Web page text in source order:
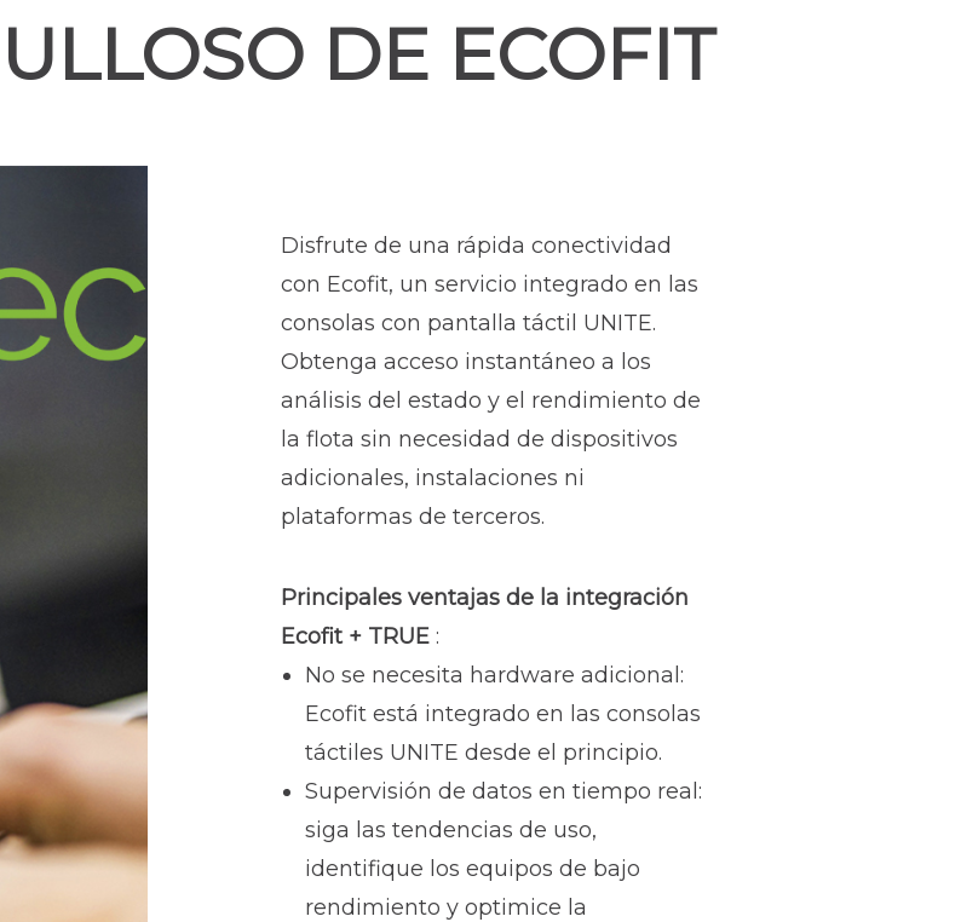
DE ECOFIT
Disfrute de una rápida conectividad
con Ecofit, un servicio integrado en las
consolas con pantalla táctil UNITE.
Obtenga acceso instantáneo a los
análisis del estado y el rendimiento de
la flota sin necesidad de dispositivos
adicionales, instalaciones ni
plataformas de terceros.
Principales ventajas de la integración
Ecofit + TRUE :
No se necesita hardware adicional:
Ecofit está integrado en las consolas
táctiles UNITE desde el principio.
Supervisión de datos en tiempo real:
siga las tendencias de uso,
identifique los equipos de bajo
rendimiento y optimice la